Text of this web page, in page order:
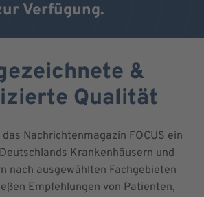
Verfügung.
&
Qualität
Nachrichtenmagazin FOCUS ein
Krankenhäusern und
nach ausgewählten Fachgebieten
Empfehlungen von Patienten,